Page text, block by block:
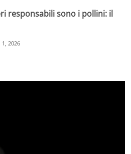
responsabili sono i pollini: il
1, 2026